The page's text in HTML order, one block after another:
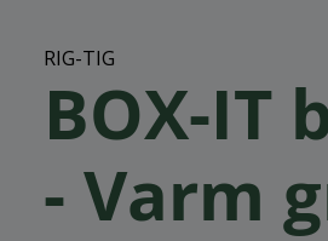
RIG-TIG
BOX-IT
- Varm